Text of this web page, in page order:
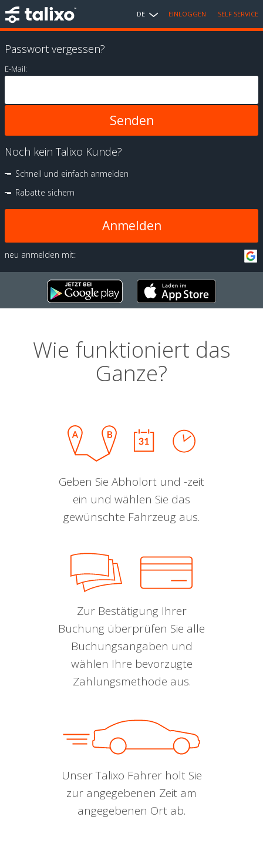
DE EINLOGGEN SELF SERVICE
Passwort vergessen?
E-Mail:
Noch kein Talixo Kunde?
Schnell und einfach anmelden
Rabatte sichern
Anmelden
neu anmelden mit:
Wie funktioniert das
Ganze?
Geben Sie Abholort und -zeit
ein und wählen Sie das
gewünschte Fahrzeug aus.
Zur Bestätigung Ihrer
Buchung überprüfen Sie alle
Buchungsangaben und
wählen Ihre bevorzugte
Zahlungsmethode aus.
Unser Talixo Fahrer holt Sie
zur angegebenen Zeit am
angegebenen Ort ab.